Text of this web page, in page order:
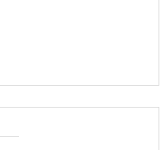
島駅前店 1階 吹き抜け